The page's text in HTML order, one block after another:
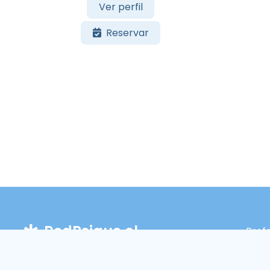
Ver perfil
Reservar
RedPsique.cl